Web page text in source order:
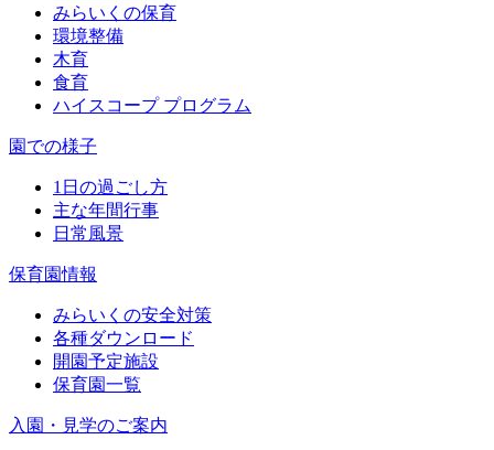
みらいくの保育
環境整備
木育
食育
ハイスコープ プログラム
園での様子
1日の過ごし方
主な年間行事
日常風景
保育園情報
みらいくの安全対策
各種ダウンロード
開園予定施設
保育園一覧
入園・見学のご案内